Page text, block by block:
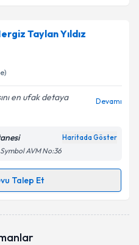
randevu takvimi talebi
randevu almanız için bir
posta ile bilgilendireceğiz.
ilişkin
Aydınlatma
verilerimin belirtilen
kabul ediyorum.
Taylan Yıldız
en ufak detaya
Devamı
Haritada Göster
AVM No:36
Talep Et
bu uzmandan randevu